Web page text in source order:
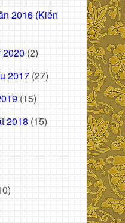
2016 (Kiến
2020 (2)
2017 (27)
(15)
2018 (15)